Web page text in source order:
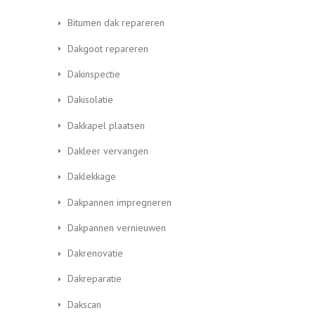
Bitumen dak repareren
Dakgoot repareren
Dakinspectie
Dakisolatie
Dakkapel plaatsen
Dakleer vervangen
Daklekkage
Dakpannen impregneren
Dakpannen vernieuwen
Dakrenovatie
Dakreparatie
Dakscan